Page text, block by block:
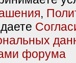
,
форума